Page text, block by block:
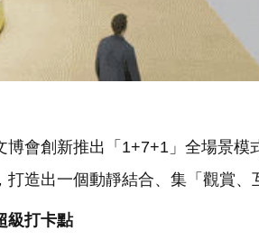
會創新推出「1+7+1」全場景模
造出一個動靜結合、集「觀賞、
級打卡點